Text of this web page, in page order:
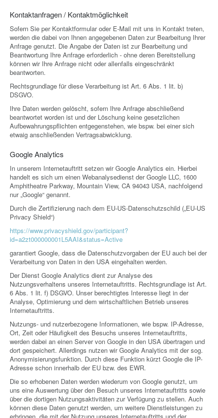
Kontaktanfragen / Kontaktmöglichkeit
Sofern Sie per Kontaktformular oder E-Mail mit uns in Kontakt treten,
werden die dabei von Ihnen angegebenen Daten zur Bearbeitung Ihrer
Anfrage genutzt. Die Angabe der Daten ist zur Bearbeitung und
Beantwortung Ihre Anfrage erforderlich - ohne deren Bereitstellung
können wir Ihre Anfrage nicht oder allenfalls eingeschränkt
beantworten.
Rechtsgrundlage für diese Verarbeitung ist Art. 6 Abs. 1 lit. b)
DSGVO.
Ihre Daten werden gelöscht, sofern Ihre Anfrage abschließend
beantwortet worden ist und der Löschung keine gesetzlichen
Aufbewahrungspflichten entgegenstehen, wie bspw. bei einer sich
etwaig anschließenden Vertragsabwicklung.
Google Analytics
In unserem Internetauftritt setzen wir Google Analytics ein. Hierbei
handelt es sich um einen Webanalysedienst der Google LLC, 1600
Amphitheatre Parkway, Mountain View, CA 94043 USA, nachfolgend
nur „Google“ genannt.
Durch die Zertifizierung nach dem EU-US-Datenschutzschild („EU-US
Privacy Shield“)
https://www.privacyshield.gov/participant?
id=a2zt000000001L5AAI&status=Active
garantiert Google, dass die Datenschutzvorgaben der EU auch bei der
Verarbeitung von Daten in den USA eingehalten werden.
Der Dienst Google Analytics dient zur Analyse des
Nutzungsverhaltens unseres Internetauftritts. Rechtsgrundlage ist Art.
6 Abs. 1 lit. f) DSGVO. Unser berechtigtes Interesse liegt in der
Analyse, Optimierung und dem wirtschaftlichen Betrieb unseres
Internetauftritts.
Nutzungs- und nutzerbezogene Informationen, wie bspw. IP-Adresse,
Ort, Zeit oder Häufigkeit des Besuchs unseres Internetauftritts,
werden dabei an einen Server von Google in den USA übertragen und
dort gespeichert. Allerdings nutzen wir Google Analytics mit der sog.
Anonymisierungsfunktion. Durch diese Funktion kürzt Google die IP-
Adresse schon innerhalb der EU bzw. des EWR.
Die so erhobenen Daten werden wiederum von Google genutzt, um
uns eine Auswertung über den Besuch unseres Internetauftritts sowie
über die dortigen Nutzungsaktivitäten zur Verfügung zu stellen. Auch
können diese Daten genutzt werden, um weitere Dienstleistungen zu